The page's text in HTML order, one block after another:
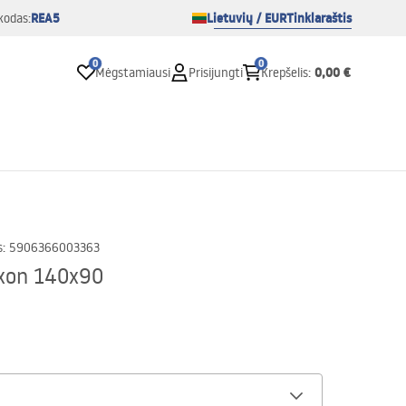
REA5 Lietuvių / EURTinklaraštis
0
Mėgstamiausi Prisijungti
0
Krepšelis: 0,00 €
: 5906366003363
140x90